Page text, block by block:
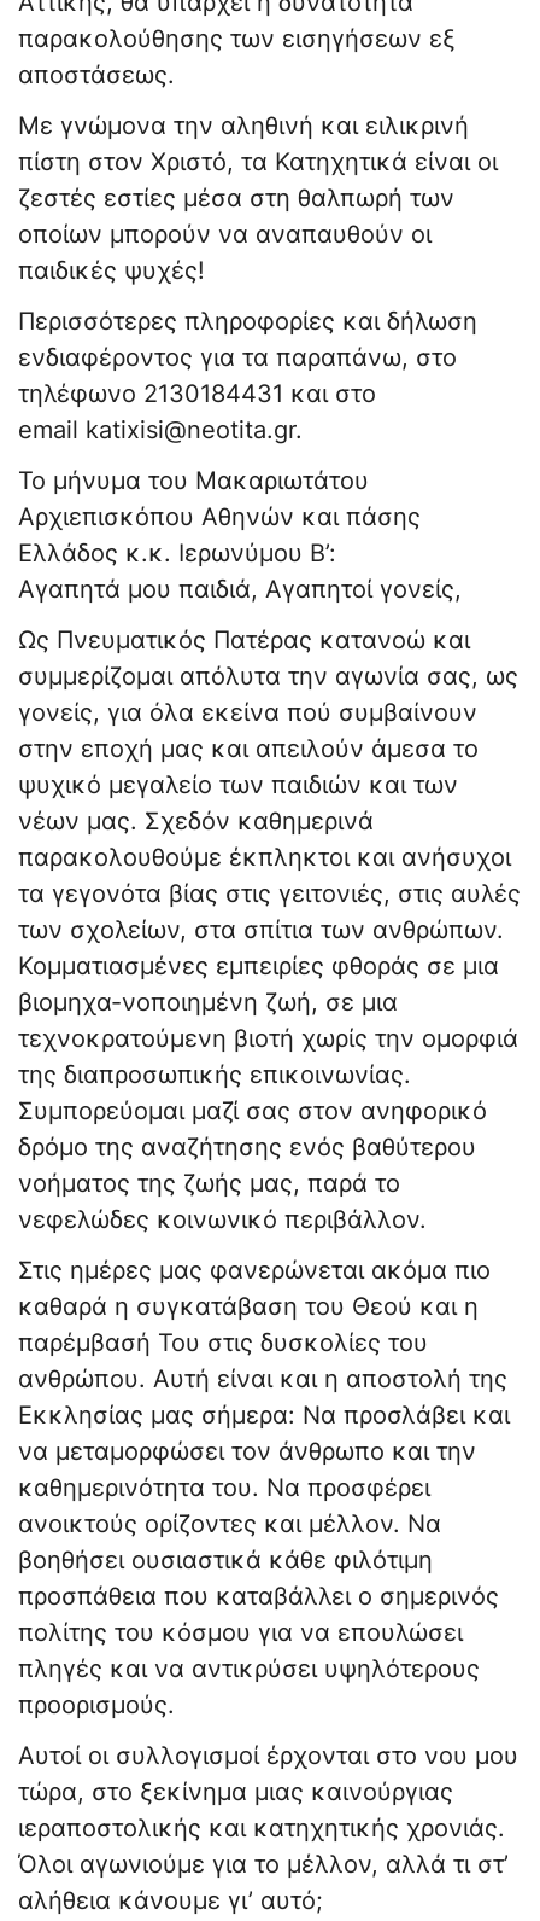
παρακολούθησης των εισηγήσεων εξ
αποστάσεως.
Με γνώμονα την αληθινή και ειλικρινή
πίστη στον Χριστό, τα Κατηχητικά είναι οι
ζεστές εστίες μέσα στη θαλπωρή των
οποίων μπορούν να αναπαυθούν οι
παιδικές ψυχές!
Περισσότερες πληροφορίες και δήλωση
ενδιαφέροντος για τα παραπάνω, στο
τηλέφωνο 2130184431 και στο
email katixisi@neotita.gr.
Το μήνυμα του Μακαριωτάτου
Αρχιεπισκόπου Αθηνών και πάσης
Ελλάδος κ.κ. Ιερωνύμου Β’:
Αγαπητά μου παιδιά, Αγαπητοί γονείς,
Ως Πνευματικός Πατέρας κατανοώ και
συμμερίζομαι απόλυτα την αγωνία σας, ως
γονείς, για όλα εκείνα πού συμβαίνουν
στην εποχή μας και απειλούν άμεσα το
ψυχικό μεγαλείο των παιδιών και των
νέων μας. Σχεδόν καθημερινά
παρακολουθούμε έκπληκτοι και ανήσυχοι
τα γεγονότα βίας στις γειτονιές, στις αυλές
των σχολείων, στα σπίτια των ανθρώπων.
Κομματιασμένες εμπειρίες φθοράς σε μια
βιομηχα-νοποιημένη ζωή, σε μια
τεχνοκρατούμενη βιοτή χωρίς την ομορφιά
της διαπροσωπικής επικοινωνίας.
Συμπορεύομαι μαζί σας στον ανηφορικό
δρόμο της αναζήτησης ενός βαθύτερου
νοήματος της ζωής μας, παρά το
νεφελώδες κοινωνικό περιβάλλον.
Στις ημέρες μας φανερώνεται ακόμα πιο
καθαρά η συγκατάβαση του Θεού και η
παρέμβασή Του στις δυσκολίες του
ανθρώπου. Αυτή είναι και η αποστολή της
Εκκλησίας μας σήμερα: Να προσλάβει και
να μεταμορφώσει τον άνθρωπο και την
καθημερινότητα του. Να προσφέρει
ανοικτούς ορίζοντες και μέλλον. Να
βοηθήσει ουσιαστικά κάθε φιλότιμη
προσπάθεια που καταβάλλει ο σημερινός
πολίτης του κόσμου για να επουλώσει
πληγές και να αντικρύσει υψηλότερους
προορισμούς.
Αυτοί οι συλλογισμοί έρχονται στο νου μου
τώρα, στο ξεκίνημα μιας καινούργιας
ιεραποστολικής και κατηχητικής χρονιάς.
Όλοι αγωνιούμε για το μέλλον, αλλά τι στ’
αλήθεια κάνουμε γι’ αυτό;